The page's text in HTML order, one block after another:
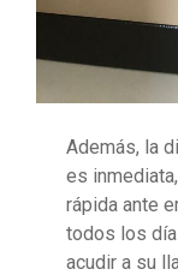
Además, la
es
rápida ante
todos los
acudir a su